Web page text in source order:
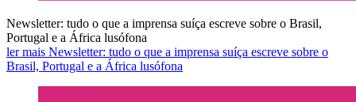
Newsletter: tudo o que a imprensa suíça escreve sobre o Brasil,
Portugal e a África lusófona
ler mais Newsletter: tudo o que a imprensa suíça escreve sobre o
Brasil, Portugal e a África lusófona